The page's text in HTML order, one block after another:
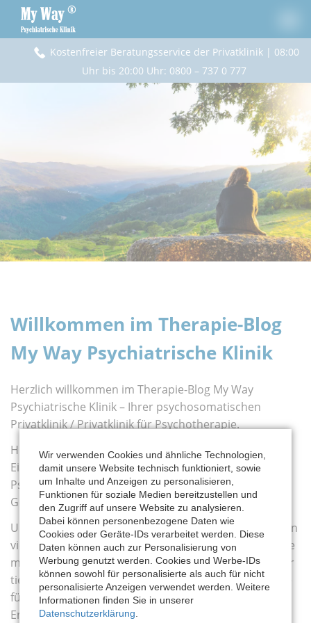
Kostenfreier Beratungsservice der Privatklinik | 08:00
Uhr bis 20:00 Uhr: 0800 – 737 0 777
Willkommen im Therapie-Blog
My Way Psychiatrische Klinik
Herzlich willkommen im Therapie-Blog My Way
Psychiatrische Klinik – Ihrer psychosomatischen
Privatklinik / Privatklinik für Psychotherapie.
Hier finden Sie wertvolle Informationen, spannende
Einblicke und aktuelle Beiträge rund um die Themen
Psychiatrie, Psychotherapie, psychosomatische
Gesundheit und moderne Behandlungsmethoden.
Unser Blog bietet Ihnen eine Vielzahl an Artikeln zu den
vielseitigen Facetten der behutsamen Therapie. Ob Sie
mehr über die Ansätze in der Verhaltenstherapie oder
tiefenpsychologische Ansätze erfahren möchten, Hilfe
für den Umgang mit Stress suchen oder sich über die
Entwicklungen in der psychiatrischen Medizin
Wir verwenden Cookies und ähnliche Technologien,
damit unsere Website technisch funktioniert, sowie
um Inhalte und Anzeigen zu personalisieren,
Funktionen für soziale Medien bereitzustellen und
den Zugriff auf unsere Website zu analysieren.
Dabei können personenbezogene Daten wie
Cookies oder Geräte-IDs verarbeitet werden. Diese
Daten können auch zur Personalisierung von
Werbung genutzt werden. Cookies und Werbe-IDs
können sowohl für personalisierte als auch für nicht
personalisierte Anzeigen verwendet werden. Weitere
Informationen finden Sie in unserer
Datenschutzerklärung